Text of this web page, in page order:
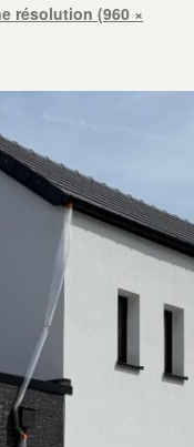
résolution (960 ×